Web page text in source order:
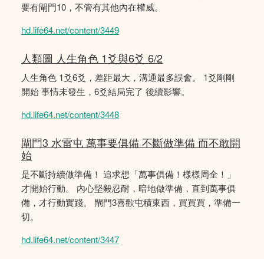
要有閘門10，不管有其他內在權威。
hd.life64.net/content/3449
人類圖 人生角色 1爻與6爻 6/2
人生角色 1爻6爻，差距最大，溝通最多誤會。 1爻剛剛
開始 事情未發生，6爻結局完了 後續影響。
hd.life64.net/content/3448
閘門3 水雷屯 萬事要俱備 不斷做準備 而不敢開
始
是不斷持續做準備！ 追求想「萬事俱備！樣樣周全！」
才開始行動。 內心堅毅忍耐，暗地做準備，直到萬事俱
備，才行動實踐。 閘門3喜歡屯積東西，買買買，準備一
切。
hd.life64.net/content/3447